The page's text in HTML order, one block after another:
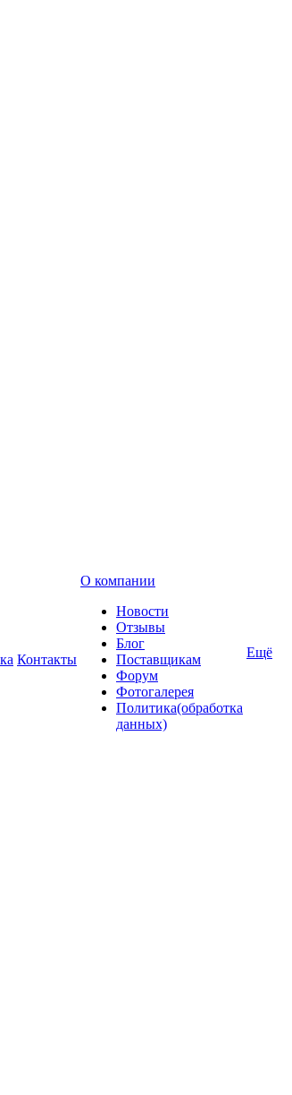
Контакты
О компании
Новости
Отзывы
Блог
Поставщикам
Форум
Фотогалерея
Политика(обработка
данных)
Ещё